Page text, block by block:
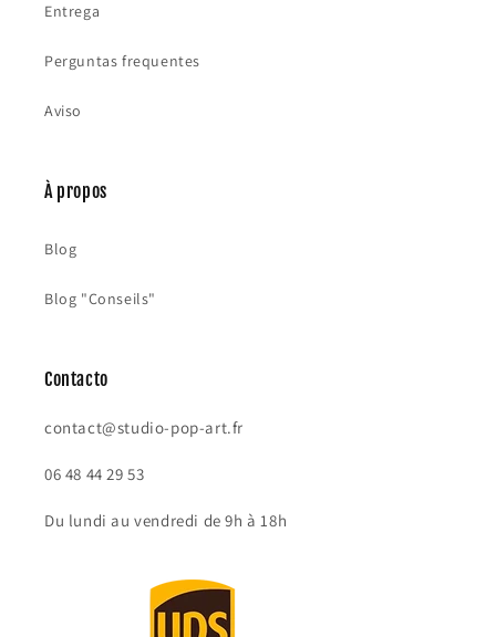
Entrega
Perguntas frequentes
Aviso
À propos
Blog
Blog "Conseils"
Contacto
contact@studio-pop-art.fr
06 48 44 29 53
Du lundi au vendredi de 9h à 18h